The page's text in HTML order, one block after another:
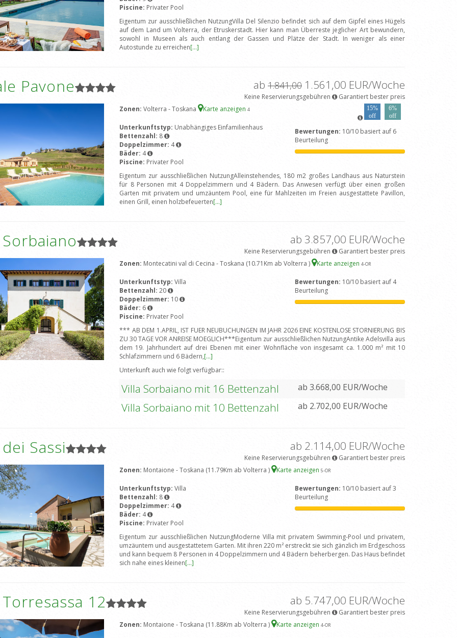
Piscine: Privater Pool
Eigentum zur ausschließlichen NutzungVilla Del Silenzio befindet sich auf dem Gipfel eines Hügels
auf dem Land um Volterra, der Etruskerstadt. Hier kann man Überreste jeglicher Art bewundern,
sowohl in Museen als auch entlang der Gassen und Plätze der Stadt. In weniger als einer
Autostunde zu erreichen[...]
Pavone ab 1.841,00 1.561,00 EUR/Woche
Keine Reservierungsgebühren
Garantiert bester preis
Zonen: Volterra - Toskana Karte anzeigen 4
15%
off
6%
off
Unterkunftstyp: Unabhängiges Einfamilienhaus
Bettenzahl: 8
Doppelzimmer: 4
Bäder: 4
Piscine: Privater Pool
Bewertungen: 10/10 basiert auf 6
Beurteilung
Eigentum zur ausschließlichen NutzungAlleinstehendes, 180 m2 großes Landhaus aus Naturstein
für 8 Personen mit 4 Doppelzimmern und 4 Bädern. Das Anwesen verfügt über einen großen
Garten mit privatem und umzäuntem Pool, eine für Mahlzeiten im Freien ausgestattete Pavillon,
einen Grill, einen holzbefeuerten[...]
ab 3.857,00 EUR/Woche
Keine Reservierungsgebühren
Garantiert bester preis
Zonen: Montecatini val di Cecina - Toskana (10.71Km ab Volterra ) Karte anzeigen 4-OR
Unterkunftstyp: Villa
Bettenzahl: 20
Doppelzimmer: 10
Bäder: 6
Piscine: Privater Pool
Bewertungen: 10/10 basiert auf 4
Beurteilung
*** AB DEM 1.APRIL, IST FUER NEUBUCHUNGEN IM JAHR 2026 EINE KOSTENLOSE STORNIERUNG BIS
ZU 30 TAGE VOR ANREISE MOEGLICH***Eigentum zur ausschließlichen NutzungAntike Adelsvilla aus
dem 19. Jahrhundert auf drei Ebenen mit einer Wohnfläche von insgesamt ca. 1.000 m² mit 10
Schlafzimmern und 6 Bädern,[...]
Unterkunft auch wie folgt verfügbar::
Villa Sorbaiano mit 16 Bettenzahl ab 3.668,00 EUR/Woche
Villa Sorbaiano mit 10 Bettenzahl ab 2.702,00 EUR/Woche
Sassi ab 2.114,00 EUR/Woche
Keine Reservierungsgebühren
Garantiert bester preis
Zonen: Montaione - Toskana (11.79Km ab Volterra ) Karte anzeigen 5-OR
Unterkunftstyp: Villa
Bettenzahl: 8
Doppelzimmer: 4
Bäder: 4
Piscine: Privater Pool
Bewertungen: 10/10 basiert auf 3
Beurteilung
Eigentum zur ausschließlichen NutzungModerne Villa mit privatem Swimming-Pool und privatem,
umzäuntem und ausgestattetem Garten. Mit ihren 220 m² erstreckt sie sich gänzlich im Erdgeschoss
und kann bequem 8 Personen in 4 Doppelzimmern und 4 Bädern beherbergen. Das Haus befindet
sich nahe eines kleinen[...]
12 ab 5.747,00 EUR/Woche
Keine Reservierungsgebühren
Garantiert bester preis
Zonen: Montaione - Toskana (11.88Km ab Volterra ) Karte anzeigen 4-OR